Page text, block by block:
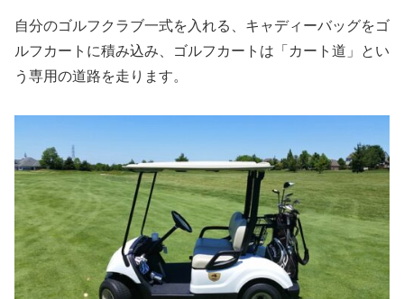
自分のゴルフクラブ一式を入れる、キャディーバッグをゴ
ルフカートに積み込み、ゴルフカートは「カート道」とい
う専用の道路を走ります。